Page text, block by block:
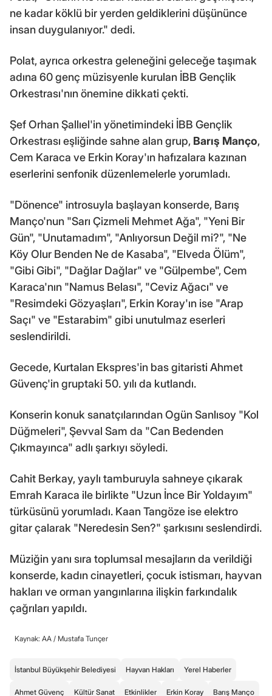
ne kadar köklü bir yerden geldiklerini düşününce
insan duygulanıyor." dedi.
Polat, ayrıca orkestra geleneğini geleceğe taşımak
adına 60 genç müzisyenle kurulan İBB Gençlik
Orkestrası'nın önemine dikkati çekti.
Şef Orhan Şallıel'in yönetimindeki İBB Gençlik
Orkestrası eşliğinde sahne alan grup, Barış Manço,
Cem Karaca ve Erkin Koray'ın hafızalara kazınan
eserlerini senfonik düzenlemelerle yorumladı.
"Dönence" introsuyla başlayan konserde, Barış
Manço'nun "Sarı Çizmeli Mehmet Ağa", "Yeni Bir
Gün", "Unutamadım", "Anlıyorsun Değil mi?", "Ne
Köy Olur Benden Ne de Kasaba", "Elveda Ölüm",
"Gibi Gibi", "Dağlar Dağlar" ve "Gülpembe", Cem
Karaca'nın "Namus Belası", "Ceviz Ağacı" ve
"Resimdeki Gözyaşları", Erkin Koray'ın ise "Arap
Saçı" ve "Estarabim" gibi unutulmaz eserleri
seslendirildi.
Gecede, Kurtalan Ekspres'in bas gitaristi Ahmet
Güvenç'in gruptaki 50. yılı da kutlandı.
Konserin konuk sanatçılarından Ogün Sanlısoy "Kol
Düğmeleri", Şevval Sam da "Can Bedenden
Çıkmayınca" adlı şarkıyı söyledi.
Cahit Berkay, yaylı tamburuyla sahneye çıkarak
Emrah Karaca ile birlikte "Uzun İnce Bir Yoldayım"
türküsünü yorumladı. Kaan Tangöze ise elektro
gitar çalarak "Neredesin Sen?" şarkısını seslendirdi.
Müziğin yanı sıra toplumsal mesajların da verildiği
konserde, kadın cinayetleri, çocuk istismarı, hayvan
hakları ve orman yangınlarına ilişkin farkındalık
çağrıları yapıldı.
Kaynak: AA / Mustafa Tunçer
İstanbul Büyükşehir Belediyesi Hayvan Hakları Yerel Haberler
Ahmet Güvenç Kültür Sanat Etkinlikler Erkin Koray Barış Manço